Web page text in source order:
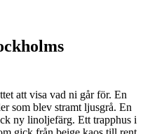
att visa vad ni går för. En
som blev stramt ljusgrå. En
ny linoljefärg. Ett trapphus i